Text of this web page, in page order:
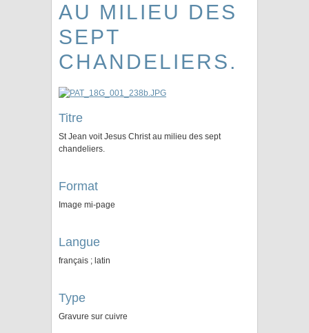
AU MILIEU DES
SEPT
CHANDELIERS.
Titre
St Jean voit Jesus Christ au milieu des sept
chandeliers.
Format
Image mi-page
Langue
français ; latin
Type
Gravure sur cuivre